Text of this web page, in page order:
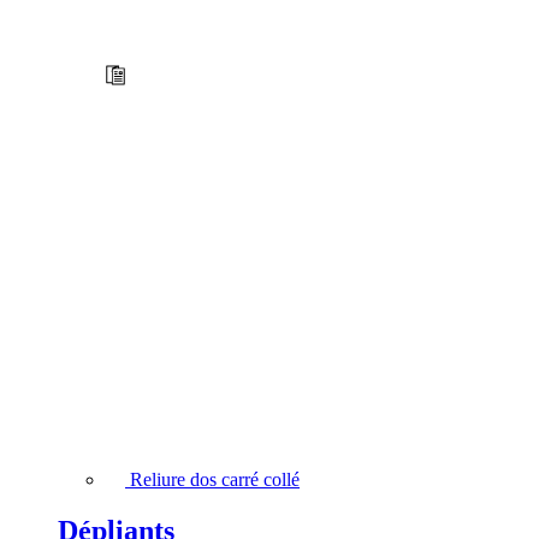
Reliure dos carré collé
Dépliants